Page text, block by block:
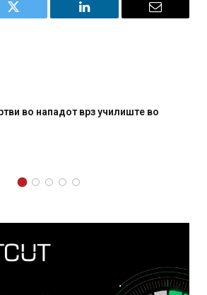
Twitter LinkedIn Email
во нападот врз училиште во